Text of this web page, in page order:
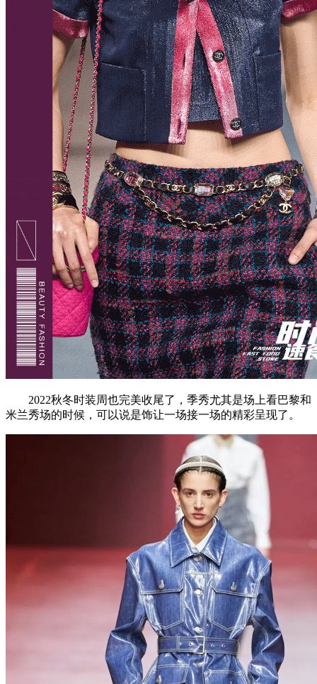
2022秋冬时装周也完美收尾了，季秀尤其是场上看巴黎和
米兰秀场的时候，可以说是饰让一场接一场的精彩呈现了。